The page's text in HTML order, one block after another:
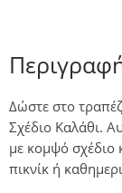
Δώστε στο
Σχέδιο Καλάθι.
με κομψό σχέδιο
πικνίκ ή